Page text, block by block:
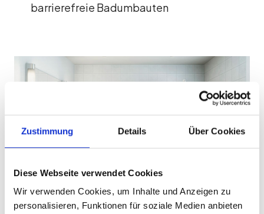
Zustimmung Details Über Cookies
Diese Webseite verwendet Cookies
Wir verwenden Cookies, um Inhalte und Anzeigen zu
personalisieren, Funktionen für soziale Medien anbieten
barrierefreie Badumbauten